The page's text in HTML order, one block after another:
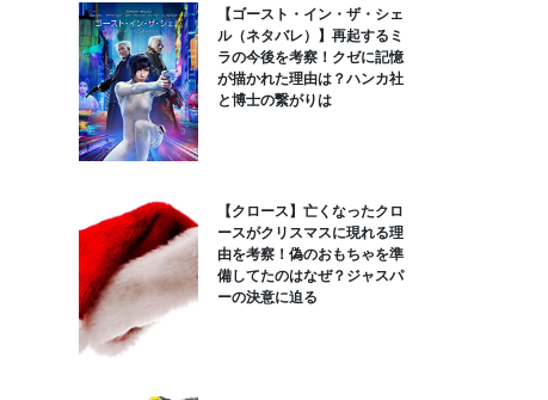
【ゴースト・イン・ザ・シェ
ル（ネタバレ）】再起するミ
ラの今後を考察！クゼに記憶
が描かれた理由は？ハンカ社
と博士の繋がりは
【クロース】亡くなったクロ
ースがクリスマスに現れる理
由を考察！偽のおもちゃを準
備してたのはなぜ？ジャスパ
ーの決意に迫る